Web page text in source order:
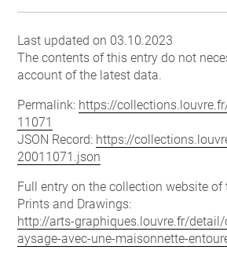
Last updated on 03.10.2023
The contents of this entry do not
account of the latest data.
Permalink: https://
11071
JSON Record: https://
20011071.json
Full entry on the collection website of
Prints and Drawings:
http://arts-graphiques.louvre.fr/
aysage-avec-une-maisonnette-